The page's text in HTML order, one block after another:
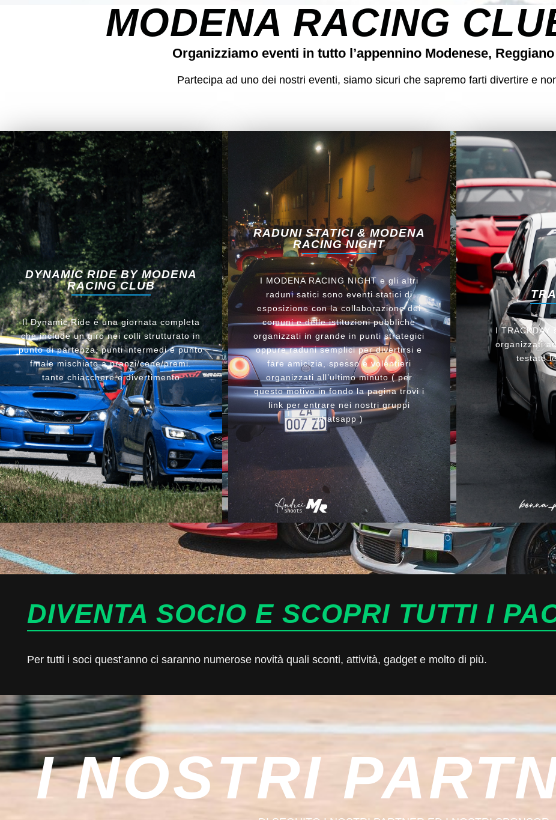
MODENA RACING
Organizziamo eventi in tutto l’appennino Modenese,
Partecipa ad uno dei nostri eventi, siamo sicuri che sapremo farti divertire e
DYNAMIC RIDE BY MODENA
RACING CLUB
Il Dynamic Ride è una giornata completa
che include un giro nei colli strutturato in
punto di partenza, punti intermedi e punto
finale mischiato a pranzi/cene/premi.
tante chiacchere e divertimento
RADUNI STATICI & MODENA
RACING NIGHT
I MODENA RACING NIGHT e gli altri
raduni satici sono eventi statici di
esposizione con la collaborazione dei
comuni e delle istituzioni pubbliche
organizzati in grande in punti strategici
oppure raduni semplici per divertirsi e
fare amicizia, spesso e volentieri
organizzati all’ultimo minuto ( per
questo motivo in fondo la pagina trovi i
link per entrare nei nostri gruppi
whatsapp )
I
organizzati
testate
DIVENTA SOCIO E SCOPRI TUTTI I
Per tutti i soci quest’anno ci saranno numerose novità quali sconti, attività, gadget e molto di più.
I NOSTRI